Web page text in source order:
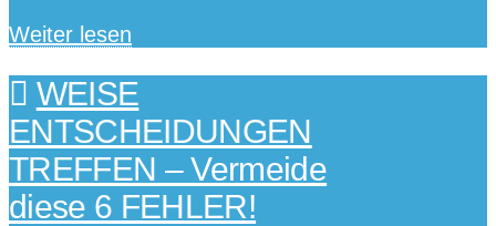
Weiter lesen
WEISE
ENTSCHEIDUNGEN
TREFFEN – Vermeide
diese 6 FEHLER!